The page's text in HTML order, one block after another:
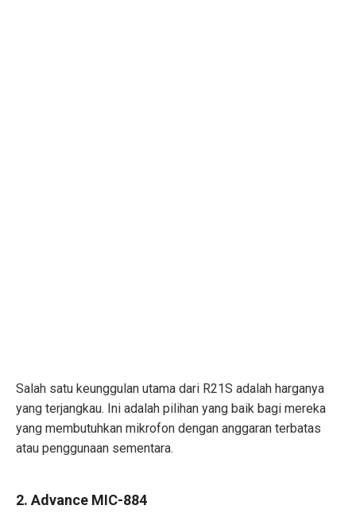
Salah satu keunggulan utama dari R21S adalah harganya
yang terjangkau. Ini adalah pilihan yang baik bagi mereka
yang membutuhkan mikrofon dengan anggaran terbatas
atau penggunaan sementara.
2. Advance MIC-884